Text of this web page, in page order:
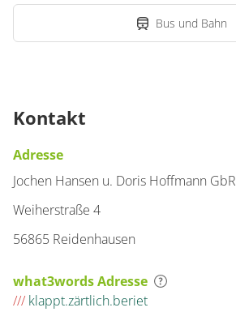
Bus und Bahn
Kontakt
Adresse
Jochen Hansen u. Doris Hoffmann GbR
Weiherstraße 4
56865 Reidenhausen
what3words Adresse
/// klappt.zärtlich.beriet